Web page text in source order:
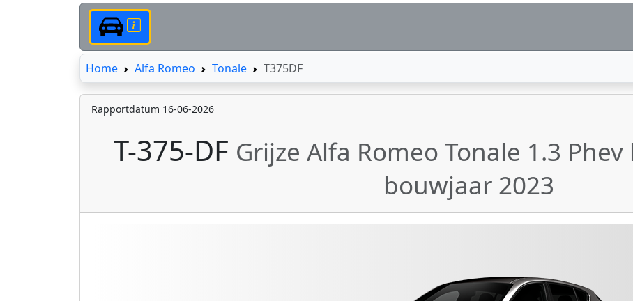
HomeHomeAlfa Romeo Tonale T375DF
Rapportdatum 16-06-2026
T-375-DF Grijze Alfa Romeo Tonale 1.3
bouwjaar 2023